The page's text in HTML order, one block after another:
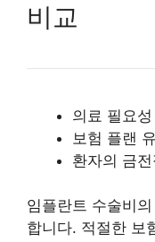
비교
의료 필요성
보험 플랜
환자의 금
임플란트 수술비
합니다. 적절한 보